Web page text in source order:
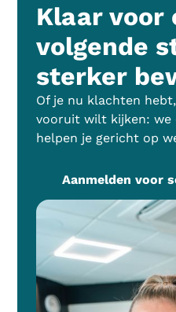
Klaar voor
volgende
sterker
Of je nu klachten
vooruit wilt kijken: we
helpen je gericht op
Aanmelden voor